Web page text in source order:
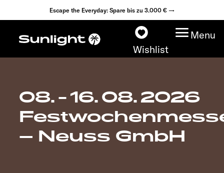
Escape the Everyday: Spare bis zu 3.000 € →
Wishlist
Menu
Modelle
Konfigurator
08. - 16. 08. 2026
– Neuss GmbH